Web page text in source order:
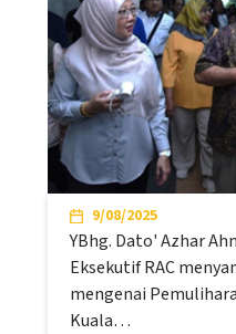
9/08/2025
YBhg. Dato' Azhar
Eksekutif RAC
mengenai
Kuala…